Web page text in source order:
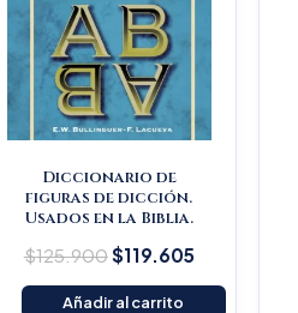
Diccionario de
figuras de dicción.
Usados en la Biblia.
$125.900$119.605
Añadir al carrito